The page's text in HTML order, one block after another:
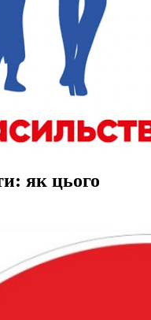
як цього